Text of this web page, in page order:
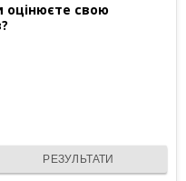
оцінюєте свою
РЕЗУЛЬТАТИ